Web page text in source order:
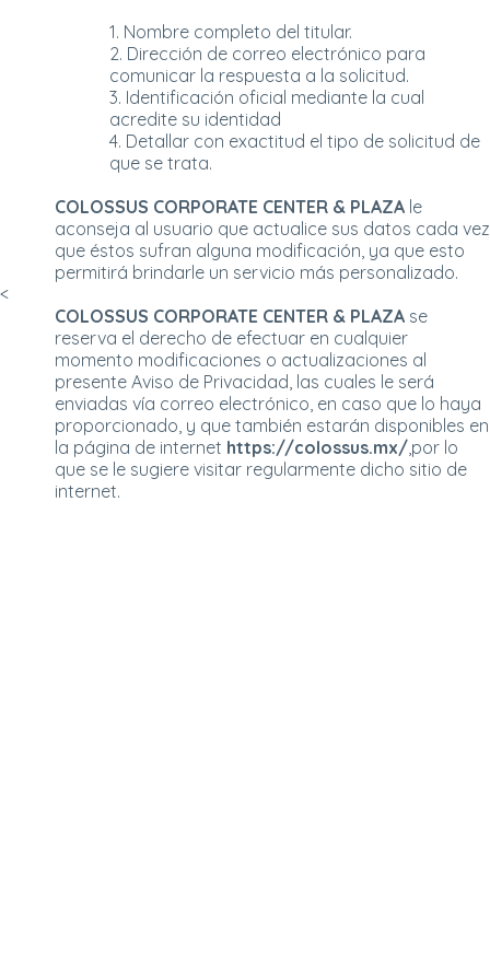
1. Nombre completo del titular.
2. Dirección de correo electrónico para
comunicar la respuesta a la solicitud.
3. Identificación oficial mediante la cual
acredite su identidad
4. Detallar con exactitud el tipo de solicitud de
que se trata.
COLOSSUS CORPORATE CENTER & PLAZA le
aconseja al usuario que actualice sus datos cada vez
que éstos sufran alguna modificación, ya que esto
permitirá brindarle un servicio más personalizado.
<
COLOSSUS CORPORATE CENTER & PLAZA se
reserva el derecho de efectuar en cualquier
momento modificaciones o actualizaciones al
presente Aviso de Privacidad, las cuales le será
enviadas vía correo electrónico, en caso que lo haya
proporcionado, y que también estarán disponibles en
la página de internet https://colossus.mx/,por lo
que se le sugiere visitar regularmente dicho sitio de
internet.